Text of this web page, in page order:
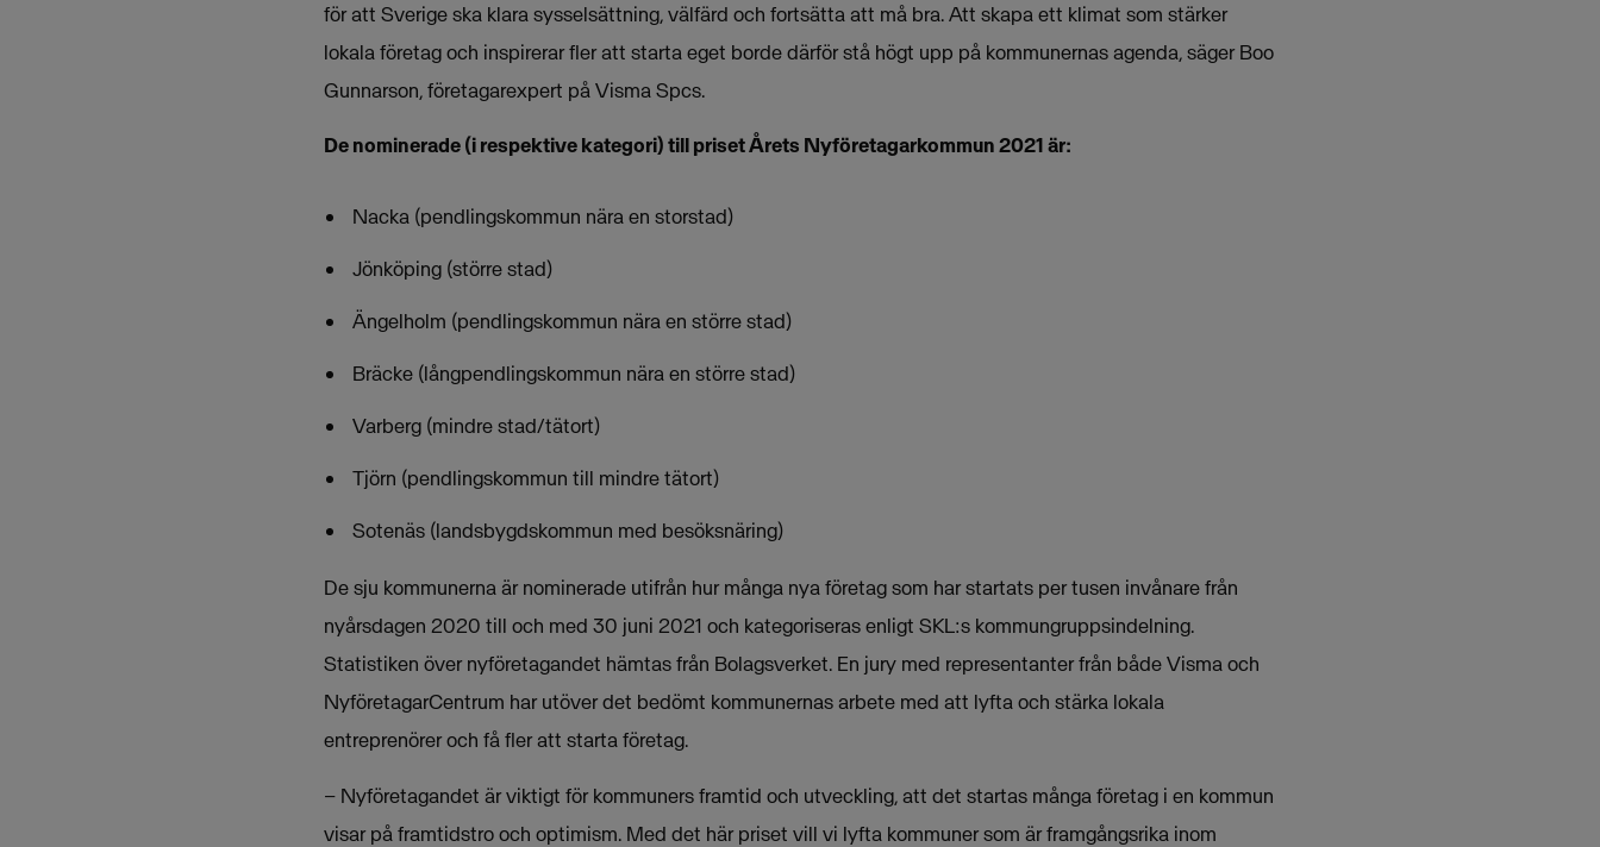
för att Sverige ska klara sysselsättning, välfärd och fortsätta att må bra. Att skapa ett klimat som stärker
lokala företag och inspirerar fler att starta eget borde därför stå högt upp på kommunernas agenda, säger Boo
Gunnarson, företagarexpert på Visma Spcs.
De nominerade (i respektive kategori) till priset Årets Nyföretagarkommun 2021 är:
Nacka (pendlingskommun nära en storstad)
Jönköping (större stad)
Ängelholm (pendlingskommun nära en större stad)
Bräcke (långpendlingskommun nära en större stad)
Varberg (mindre stad/tätort)
Tjörn (pendlingskommun till mindre tätort)
Sotenäs (landsbygdskommun med besöksnäring)
De sju kommunerna är nominerade utifrån hur många nya företag som har startats per tusen invånare från
nyårsdagen 2020 till och med 30 juni 2021 och kategoriseras enligt SKL:s kommungruppsindelning.
Statistiken över nyföretagandet hämtas från Bolagsverket. En jury med representanter från både Visma och
NyföretagarCentrum har utöver det bedömt kommunernas arbete med att lyfta och stärka lokala
entreprenörer och få fler att starta företag.
– Nyföretagandet är viktigt för kommuners framtid och utveckling, att det startas många företag i en kommun
visar på framtidstro och optimism. Med det här priset vill vi lyfta kommuner som är framgångsrika inom